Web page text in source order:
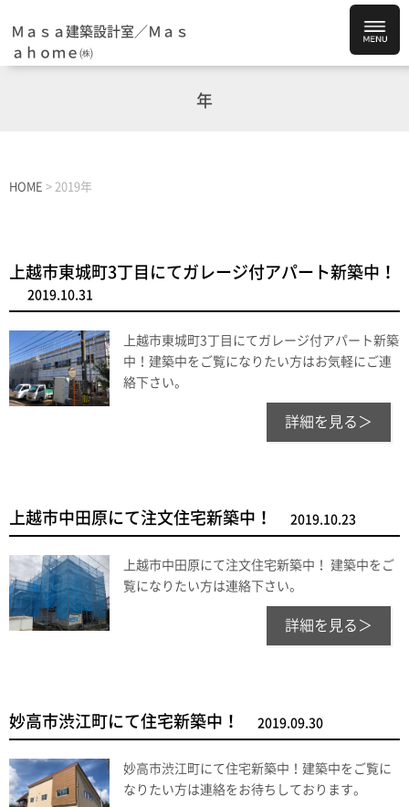
Ｍａｓａ建築設計室／Ｍａｓ
ａｈｏｍｅ㈱
年
HOME > 2019年
上越市東城町3丁目にてガレージ付アパート新築中！
2019.10.31
上越市東城町3丁目にてガレージ付アパート新築
中！建築中をご覧になりたい方はお気軽にご連
絡下さい。
詳細を見る＞
上越市中田原にて注文住宅新築中！ 2019.10.23
上越市中田原にて注文住宅新築中！ 建築中をご
覧になりたい方は連絡下さい。
詳細を見る＞
妙高市渋江町にて住宅新築中！ 2019.09.30
妙高市渋江町にて住宅新築中！建築中をご覧に
なりたい方は連絡をお待ちしております。